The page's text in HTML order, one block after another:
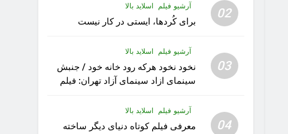
02 آرشیو فیلم اسلاید بالا
برای کُردها، ایستی در کار نیست
03
آرشیو فیلم اسلاید بالا
نخود نخود هرکه رود خانه خود / جنبش
سینمای ازاد سینمای آزاد تهران: فیلم
04
آرشیو فیلم اسلاید بالا
معرفی فیلم کوتاه دنیای دیگر ساخته